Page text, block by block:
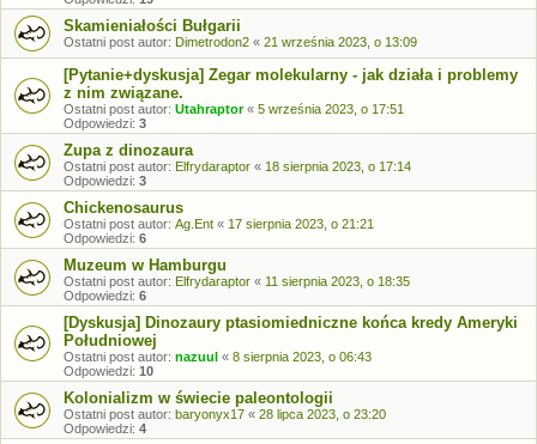
Skamieniałości Bułgarii
Ostatni post autor: Dimetrodon2 « 21 września 2023, o 13:09
[Pytanie+dyskusja] Zegar molekularny - jak działa i problemy
z nim związane.
Ostatni post autor: Utahraptor« 5 września 2023, o 17:51
Odpowiedzi: 3
Zupa z dinozaura
Ostatni post autor: Elfrydaraptor « 18 sierpnia 2023, o 17:14
Odpowiedzi: 3
Chickenosaurus
Ostatni post autor: Ag.Ent « 17 sierpnia 2023, o 21:21
Odpowiedzi: 6
Muzeum w Hamburgu
Ostatni post autor: Elfrydaraptor « 11 sierpnia 2023, o 18:35
Odpowiedzi: 6
[Dyskusja] Dinozaury ptasiomiedniczne końca kredy Ameryki
Południowej
Ostatni post autor: nazuul « 8 sierpnia 2023, o 06:43
Odpowiedzi: 10
Kolonializm w świecie paleontologii
Ostatni post autor: baryonyx17 « 28 lipca 2023, o 23:20
Odpowiedzi: 4